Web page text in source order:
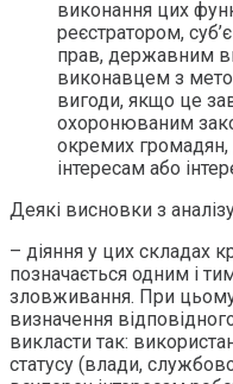
виконання цих
реєстратором,
прав, державним
виконавцем з
вигоди, якщо це
охоронюваним
окремих
інтересам або
Деякі висновки з
– діяння у цих складах
позначається одним і
зловживання. При цьому
визначення
викласти так:
статусу (влади,